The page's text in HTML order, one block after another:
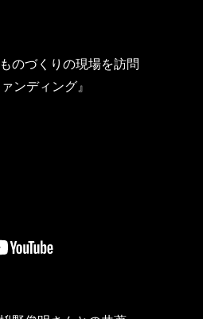
のづくりの現場を訪問
ンディング』